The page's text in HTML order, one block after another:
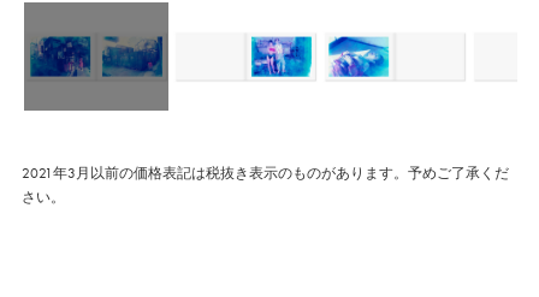
2021年3月以前の価格表記は税抜き表示のものがあります。予めご了承くだ
さい。